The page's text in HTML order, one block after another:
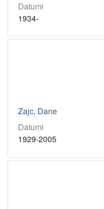
Datumi
1934-
Zajc, Dane
Datumi
1929-2005